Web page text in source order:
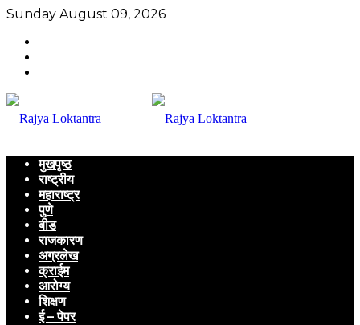
Sunday August 09, 2026
मुखपृष्ठ
राष्ट्रीय
महाराष्ट्र
पुणे
बीड
राजकारण
अग्रलेख
क्राईम
आरोग्य
शिक्षण
ई – पेपर